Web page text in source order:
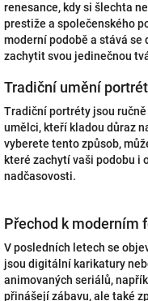
renesance, kdy si šlechta
prestiže a společenského
moderní podobě a stává
zachytit svou jedinečnou
Tradiční umění
Tradiční portréty jsou
umělci, kteří kladou důraz
vyberete tento způsob,
které zachytí vaši podobu i
nadčasovosti.
Přechod k moderním
V posledních letech se
jsou digitální karikatury
animovaných seriálů,
přinášejí zábavu, ale také